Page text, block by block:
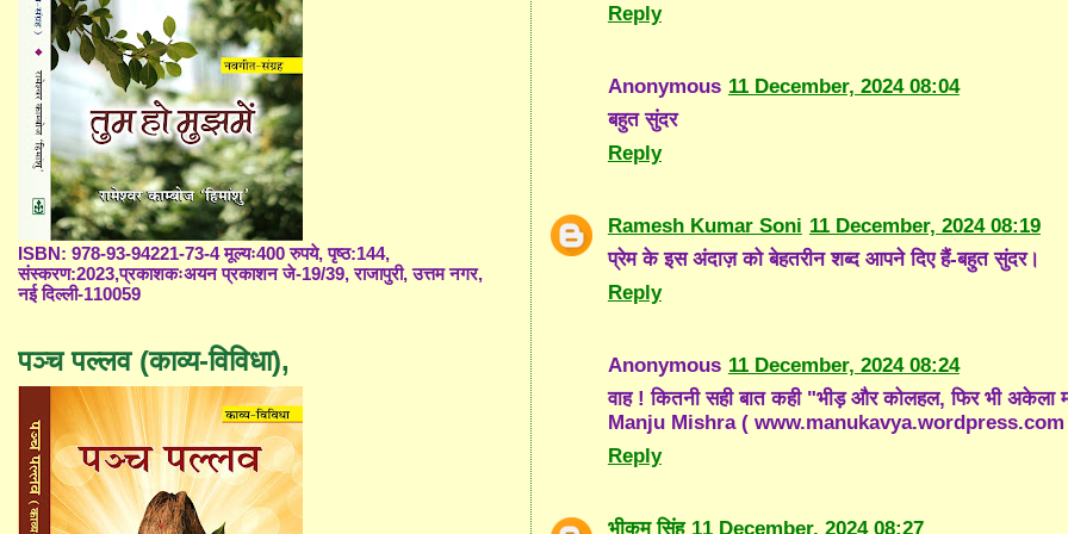
Reply
Anonymous 11 December, 2024 08:04
बहुत सुंदर
Reply
Ramesh Kumar Soni 11 December, 2024 08:19
प्रेम के इस अंदाज़ को बेहतरीन शब्द आपने दिए हैं-बहुत सुंदर।
Reply
Anonymous 11 December, 2024 08:24
वाह ! कितनी सही बात कही "भीड़ और कोलहल, फिर भी अकेला
Manju Mishra ( www.manukavya.wordpress.com
Reply
भीकम सिंह 11 December, 2024 08:27
ISBN: 978-93-94221-73-4 मूल्यः400 रुपये, पृष्ठ:144,
संस्करण:2023,प्रकाशकःअयन प्रकाशन जे-19/39, राजापुरी, उत्तम नगर,
नई दिल्ली-110059
पञ्च पल्लव (काव्य-विविधा),